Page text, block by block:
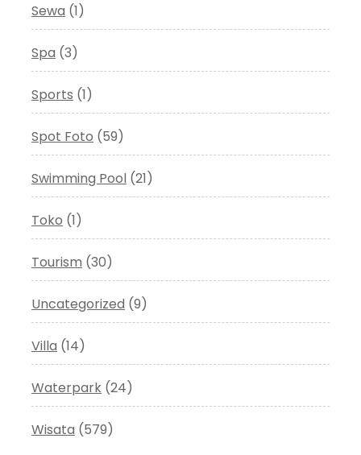
Sewa (1)
Spa (3)
Sports (1)
Spot Foto (59)
Swimming Pool (21)
Toko (1)
Tourism (30)
Uncategorized (9)
Villa (14)
Waterpark (24)
Wisata (579)